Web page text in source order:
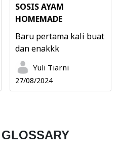
SOSIS AYAM
HOMEMADE
Baru pertama kali buat
dan enakkk
Yuli Tiarni
27/08/2024